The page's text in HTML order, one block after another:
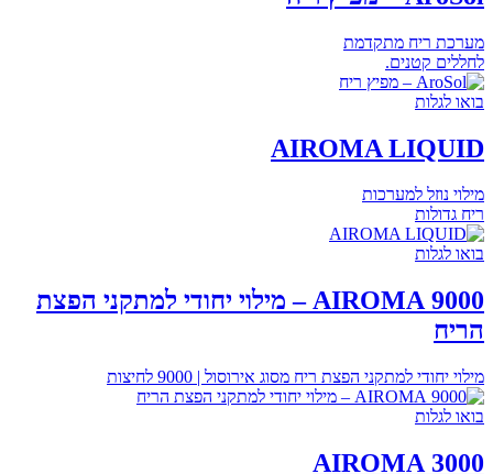
מערכת ריח מתקדמת
לחללים קטנים.
בואו לגלות
AIROMA LIQUID
מילוי נוזל למערכות
ריח גדולות
בואו לגלות
9000 AIROMA – מילוי יחודי למתקני הפצת
הריח
מילוי יחודי למתקני הפצת ריח מסוג אירוסול | 9000 לחיצות
בואו לגלות
3000 AIROMA